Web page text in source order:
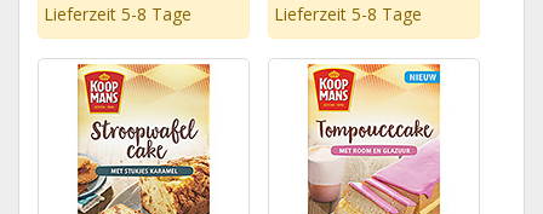
Lieferzeit 5-8 Tage
Lieferzeit 5-8 Tage